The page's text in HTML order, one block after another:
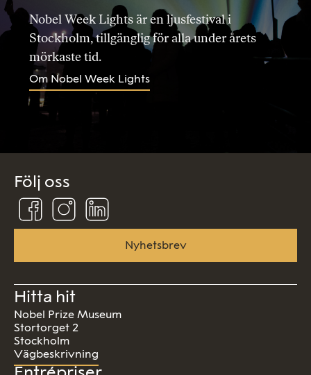
Nobel Week Lights är en ljusfestival i
Stockholm, tillgänglig för alla under årets
mörkaste tid.
Om Nobel Week Lights
Följ oss
Följ
oss
på
Följ
på
InstagramLinkedin
Nyhetsbrev
Hitta hit
Nobel Prize Museum
Stortorget 2
Stockholm
Vägbeskrivning